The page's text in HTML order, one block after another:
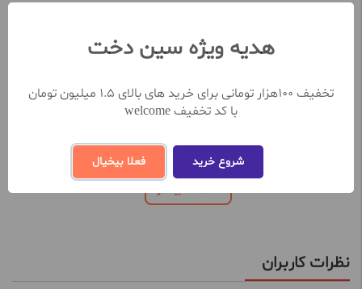
از ویژگی های اصلی دستمال مرطوب پاک کننده آرایش بیول مناسب
پاک کردن مواد آرایشی، آلودگی و چربی های اضافی از سطح پوست
حاوی روغن آرگان و عصاره لاله عباسی
مناسب پوست های حساس و خشک
بدون نیاز به آبکشی
مشاهده بیشتر
نظرات کاربران
هدیه ویژه سین دخت
تخفیف 100هزار تومانی برای خرید های بالای 1.5 میلیون تومان
با کد تخفیف welcome
شروع خرید فعلا بیخیال